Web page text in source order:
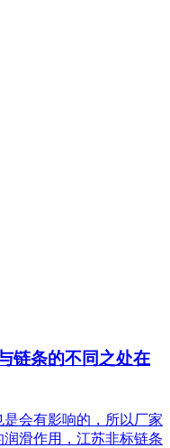
链条的不同之处在
会有影响的，所以厂家
滑作用，江苏非标链条